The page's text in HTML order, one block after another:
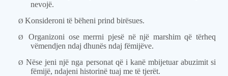
nevojë.
Ø Konsideroni të bëheni prind birësues.
Ø
Organizoni ose merrni pjesë në një marshim që tërheq
vëmendjen ndaj dhunës ndaj fëmijëve.
Ø Nëse jeni një nga personat që i kanë mbijetuar abuzimit si
fëmijë, ndajeni historinë tuaj me të tjerët.